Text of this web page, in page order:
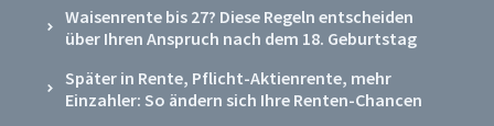
Waisenrente bis 27? Diese Regeln entscheiden
über Ihren Anspruch nach dem 18. Geburtstag
Später in Rente, Pflicht-Aktienrente, mehr
Einzahler: So ändern sich Ihre Renten-Chancen